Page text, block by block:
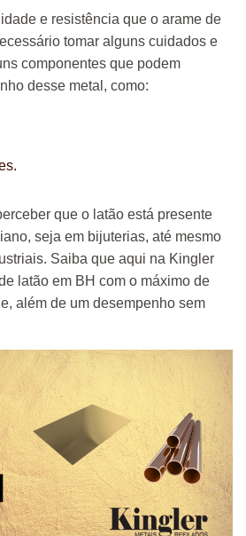
e resistência que o arame de
tomar alguns cuidados e
componentes que podem
desse metal, como:
que o latão está presente
seja em bijuterias, até mesmo
Saiba que aqui na Kingler
latão em BH com o máximo de
além de um desempenho sem